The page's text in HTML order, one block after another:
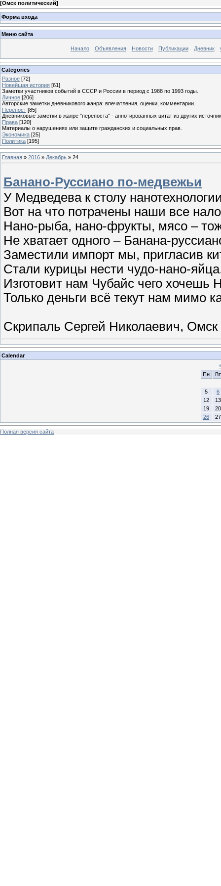
[Омск политический]
Форма входа
Меню сайта
Начало Объявления Новости Публикации Дневник
Categories
Разное [72]
Новейшая история [61]
Заметки участников событий в СССР и России в период с 1988 по 1993 годы.
Личное [206]
Авторские заметки дневникового жанра: впечатления, оценки, комментарии.
Перепост [85]
Дневниковые заметки в жанре "перепоста" - аннотированных цитат из других
Права [120]
Материалы о нарушениях или защите гражданских и социальных прав.
Экономика [25]
Политика [195]
Главная » 2016 » Декабрь » 24
Банано-Руссиано по-медвежьи
У Медведева к столу
Вот на что потрачены наши все
Нано-рыба, нано-фрукты, мясо –
Не хватает одного – Банана-
Заместили импорт мы, пригласив
Стали курицы нести чудо-нано-
Изготовит нам Чубайс чего хочешь
Только деньги всё текут нам мимо
Скрипаль Сергей Николаевич, Омск
Calendar
Пн
Вт
5
6
12
13
19
20
26
27
Полная версия сайта